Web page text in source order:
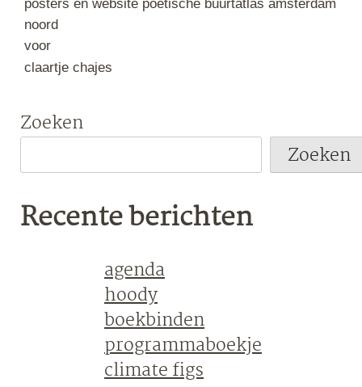
noord
voor
claartje chajes
Zoeken
Zoeken
Recente berichten
agenda
hoody
boekbinden
programmaboekje
climate figs